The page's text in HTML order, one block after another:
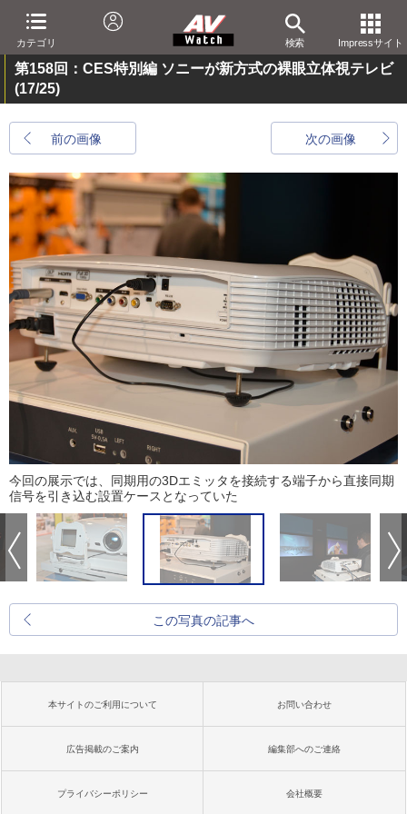
カテゴリ 検索 Impressサイト
第158回：CES特別編 ソニーが新方式の裸眼立体視テレビ
(17/25)
前の画像 次の画像
今回の展示では、同期用の3Dエミッタを接続する端子から直接同期
信号を引き込む設置ケースとなっていた
この写真の記事へ
本サイトのご利用について お問い合わせ
広告掲載のご案内 編集部へのご連絡
プライバシーポリシー 会社概要